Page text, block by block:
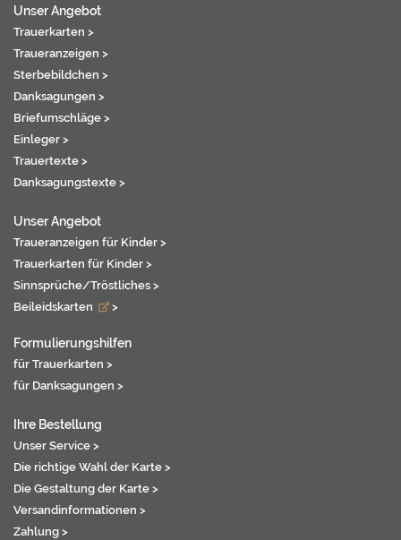
Unser Angebot
Trauerkarten >
Traueranzeigen >
Sterbebildchen >
Danksagungen >
Briefumschläge >
Einleger >
Trauertexte >
Danksagungstexte >
Unser Angebot
Traueranzeigen für Kinder >
Trauerkarten für Kinder >
Sinnsprüche/Tröstliches >
Beileidskarten
>
Formulierungshilfen
für Trauerkarten >
für Danksagungen >
Ihre Bestellung
Unser Service >
Die richtige Wahl der Karte >
Die Gestaltung der Karte >
Versandinformationen >
Zahlung >